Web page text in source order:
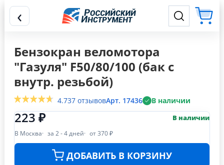
‹
Бензокран веломотора
"Газуля" F50/80/100 (бак с
внутр. резьбой)
4.737 отзывовАрт. 17436 В наличии
223 ₽ В наличии
В Москва за 2 - 4 дней от 370 ₽
ДОБАВИТЬ В КОРЗИНУ